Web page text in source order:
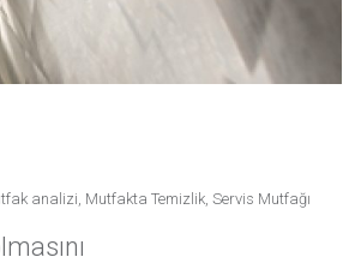
analizi Mutfakta Temizlik Servis Mutfağı